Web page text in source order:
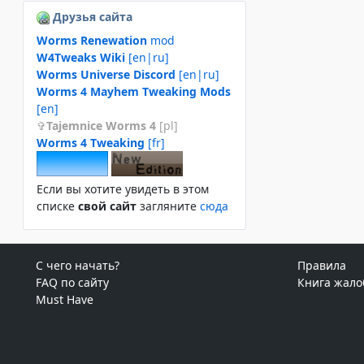
Друзья сайта
Worms Renewation mod
W4Tweaks Wiki [en|ru]
Worms Universe Discord [en|ru]
Worms 4 Mayhem Tweaking Mods
[en]
Tajemnice Worms 4 [pl]
Worms 4 Tweaking [fr]
Если вы хотите увидеть в этом
спиcке свой сайт загляните сюда
С чего начать?
FAQ по сайту
Must Have
Правила
Книга